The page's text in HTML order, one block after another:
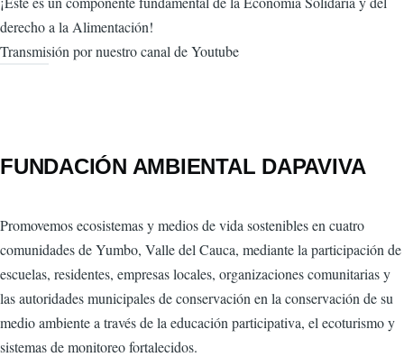
derecho a la Alimentación!
Transmisión por nuestro canal de Youtube
FUNDACIÓN AMBIENTAL DAPAVIVA
Promovemos ecosistemas y medios de vida sostenibles en cuatro
comunidades de Yumbo, Valle del Cauca, mediante la participación de
escuelas, residentes, empresas locales, organizaciones comunitarias y
las autoridades municipales de conservación en la conservación de su
medio ambiente a través de la educación participativa, el ecoturismo y
sistemas de monitoreo fortalecidos.